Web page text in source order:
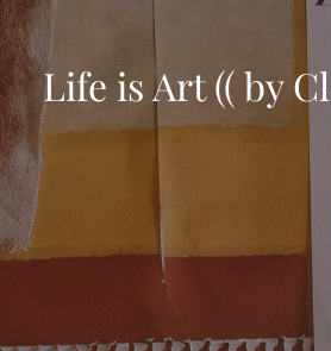
Life is Art (( by